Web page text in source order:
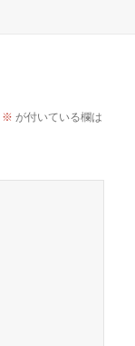
※ が付いている欄は